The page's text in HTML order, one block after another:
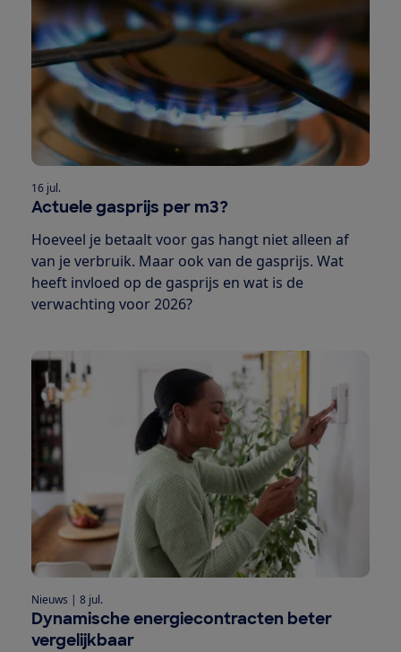
16 jul.
Actuele gasprijs per m3?
Hoeveel je betaalt voor gas hangt niet alleen af
van je verbruik. Maar ook van de gasprijs. Wat
heeft invloed op de gasprijs en wat is de
verwachting voor 2026?
Nieuws | 8 jul.
Dynamische energiecontracten beter
vergelijkbaar